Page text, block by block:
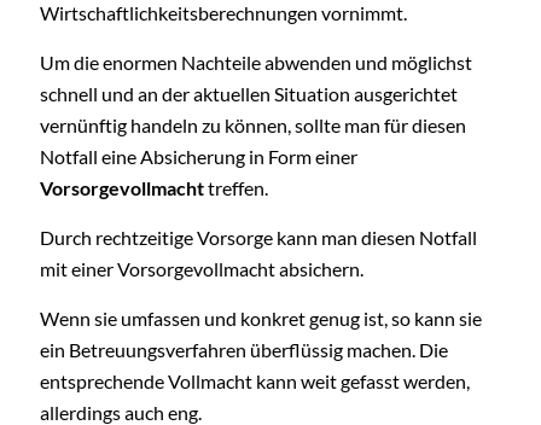
Wirtschaftlichkeitsberechnungen vornimmt.
Um die enormen Nachteile abwenden und möglichst
schnell und an der aktuellen Situation ausgerichtet
vernünftig handeln zu können, sollte man für diesen
Notfall eine Absicherung in Form einer
Vorsorgevollmachttreffen.
Durch rechtzeitige Vorsorge kann man diesen Notfall
mit einer Vorsorgevollmacht absichern.
Wenn sie umfassen und konkret genug ist, so kann sie
ein Betreuungsverfahren überflüssig machen. Die
entsprechende Vollmacht kann weit gefasst werden,
allerdings auch eng.